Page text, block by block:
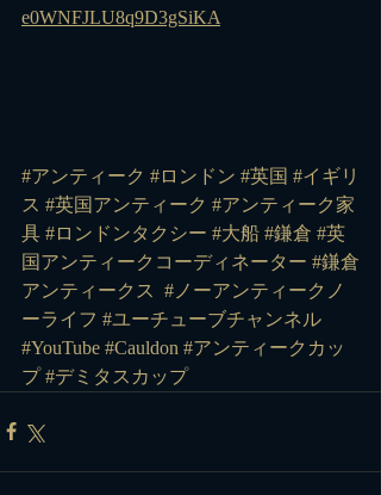
e0WNFJLU8q9D3gSiKA
#アンティーク #ロンドン #英国 #イギリ
ス #英国アンティーク #アンティーク家
具 #ロンドンタクシー #大船 #鎌倉 #英
国アンティークコーディネーター #鎌倉
アンティークス
#ノーアンティークノ
ーライフ #ユーチューブチャンネル
#YouTube #Cauldon #アンティークカッ
プ #デミタスカップ